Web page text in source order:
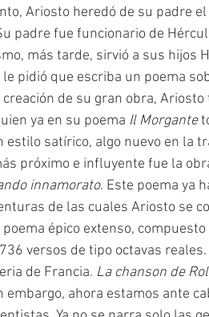
Ariosto heredó de su padre
padre fue funcionario de
más tarde, sirvió a sus hijos
pidió que escriba un poema
ya en su poema Il Morgante
estilo satírico, algo nuevo en la
próximo e influyente fue la
innamorato. Este poema ya
de las cuales Ariosto se
poema épico extenso,
versos de tipo octavas
de Francia. La chanson de
embargo, ahora estamos ante